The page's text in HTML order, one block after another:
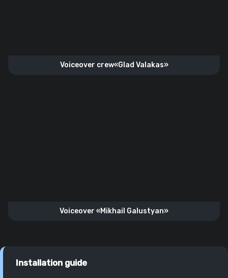
Voiceover crew«Glad Valakas»
Voiceover «Mikhail Galustyan»
Installation guide